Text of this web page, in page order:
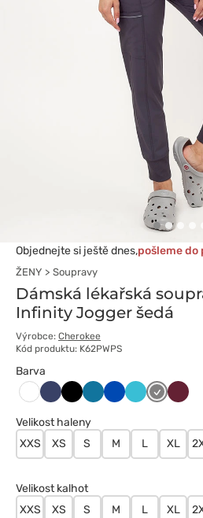
Objednejte si ještě dnes,pošleme do
ŽENY Soupravy
Dámská lékařská
Infinity Jogger šedá
Výrobce: Cherokee
Kód produktu: K62PWPS
Barva
Biały CiemnyCzarnyKaraibskiKrólewski
Morski
Szary
Velikost haleny
XXS
XS S M L XL
Velikost kalhot
XXS
XS S M L XL